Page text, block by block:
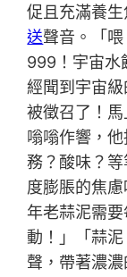
促且充滿養
送聲音。「
999！宇宙水
經聞到宇宙
被徵召了！
嗡嗡作響，
務？酸味？
度膨脹的焦
年老蒜泥需
動！」「蒜
聲，帶著濃